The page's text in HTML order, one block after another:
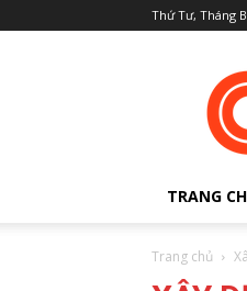
Thứ Tư, Tháng
TRANG
Trang chủ